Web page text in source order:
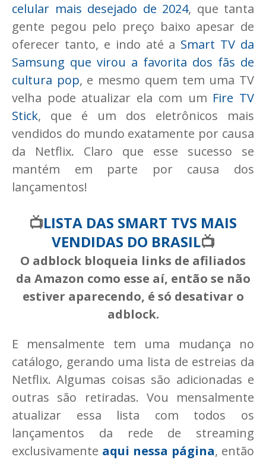
celular mais desejado de 2024, que tanta
gente pegou pelo preço baixo apesar de
oferecer tanto, e indo até a Smart TV da
Samsung que virou a favorita dos fãs de
cultura pop, e mesmo quem tem uma TV
velha pode atualizar ela com um Fire TV
Stick, que é um dos eletrônicos mais
vendidos do mundo exatamente por causa
da Netflix. Claro que esse sucesso se
mantém em parte por causa dos
lançamentos!
📺LISTA DAS SMART TVS MAIS
VENDIDAS DO BRASIL📺
O adblock bloqueia links de afiliados
da Amazon como esse aí, então se não
estiver aparecendo, é só desativar o
adblock.
E mensalmente tem uma mudança no
catálogo, gerando uma lista de estreias da
Netflix. Algumas coisas são adicionadas e
outras são retiradas. Vou mensalmente
atualizar essa lista com todos os
lançamentos da rede de streaming
exclusivamente aqui nessa página, então